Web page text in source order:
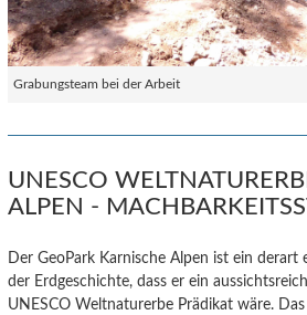
Grabungsteam bei der Arbeit
UNESCO
ALPEN -
Der GeoPark Karnische Alpen ist ein derart
der Erdgeschichte, dass er ein
UNESCO Weltnaturerbe Prädikat wäre.